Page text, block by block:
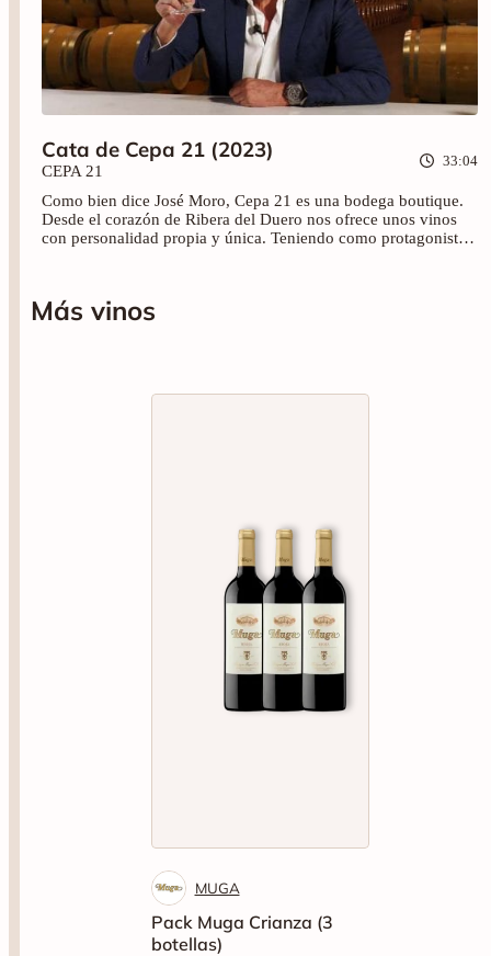
Cata de Cepa 21 (2023)
CEPA 21
33:04
Como bien dice José Moro, Cepa 21 es una bodega boutique.
Desde el corazón de Ribera del Duero nos ofrece unos vinos
con personalidad propia y única. Teniendo como protagonista
vinos tan especiales.
Más vinos
MUGA
Pack Muga Crianza (3
botellas)